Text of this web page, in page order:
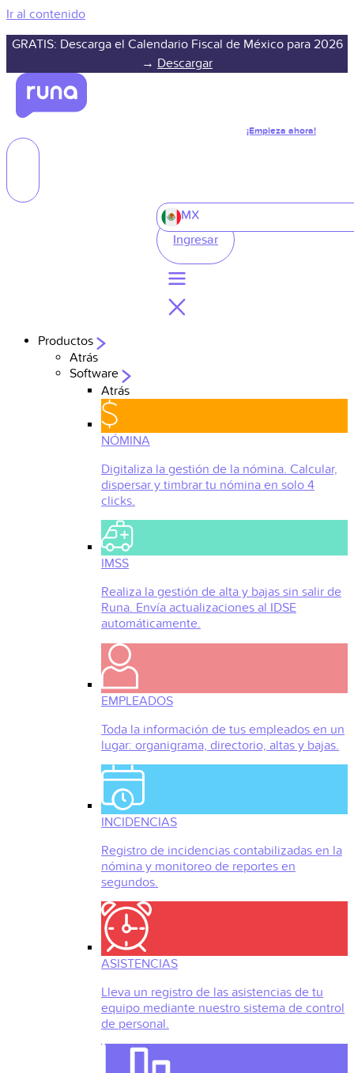
Ir al contenido
GRATIS: Descarga el Calendario Fiscal de México para 2026
→ Descargar
¡Empieza ahora!
MX
Ingresar
Productos
Atrás
Software
Atrás
NÓMINA
Digitaliza la gestión de la nómina. Calcular,
dispersar y timbrar tu nómina en solo 4
clicks.
IMSS
Realiza la gestión de alta y bajas sin salir de
Runa. Envía actualizaciones al IDSE
automáticamente.
EMPLEADOS
Toda la información de tus empleados en un
lugar: organigrama, directorio, altas y bajas.
INCIDENCIAS
Registro de incidencias contabilizadas en la
nómina y monitoreo de reportes en
segundos.
ASISTENCIAS
Lleva un registro de las asistencias de tu
equipo mediante nuestro sistema de control
de personal.